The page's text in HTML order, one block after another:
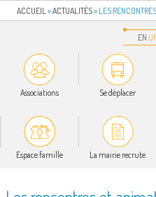
ACCUEIL »ACTUALITÉS» LES
EN
Associations Se déplacer
Espace famille La mairie recrute